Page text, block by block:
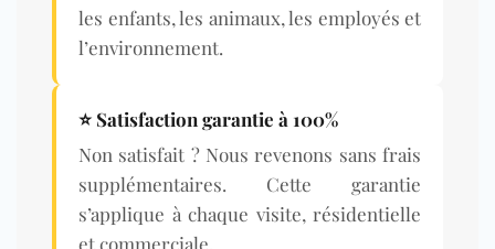
les enfants, les animaux, les employés et
l’environnement.
⭐ Satisfaction garantie à 100%
Non satisfait ? Nous revenons sans frais
supplémentaires. Cette garantie
s’applique à chaque visite, résidentielle
et commerciale.